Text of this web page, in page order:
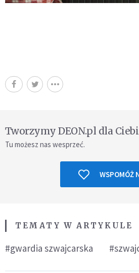
Tworzymy DEON.pl dla
Tu możesz nas wesprzeć.
WSPOMÓŻ
TEMATY W ARTYKULE
#gwardia szwajcarska